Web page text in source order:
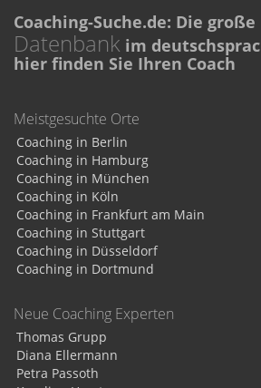
Coaching-Suche.de: Die große
Datenbank im
hier finden Sie Ihren Coach
Meistgesuchte Orte
Coaching in Berlin
Coaching in Hamburg
Coaching in München
Coaching in Köln
Coaching in Frankfurt am Main
Coaching in Stuttgart
Coaching in Düsseldorf
Coaching in Dortmund
Neue Coaching Experten
Thomas Grupp
Diana Ellermann
Petra Passoth